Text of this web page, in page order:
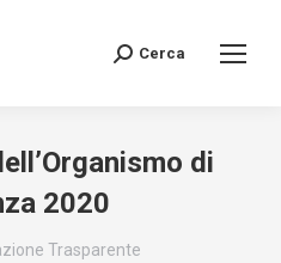
Search:
Cerca
di
2020
Trasparente